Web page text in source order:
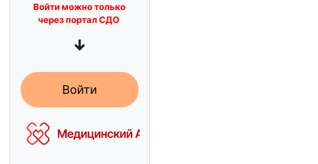
Войти можно только
через портал СДО
↓
Войти